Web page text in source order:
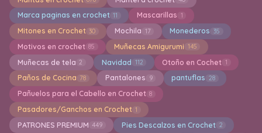
Marca paginas en crochet 11 Mascarillas 1
Mitones en Crochet 30 Mochila 17 Monederos 35
Motivos en crochet 85 Muñecas Amigurumi 145
Muñecas de tela 2 Navidad 112 Otoño en Cochet 1
Paños de Cocina 78 Pantalones 9 pantuflas 28
Pañuelos para el Cabello en Crochet 8
Pasadores/Ganchos en Crochet 1
PATRONES PREMIUM 449 Pies Descalzos en Crochet 2